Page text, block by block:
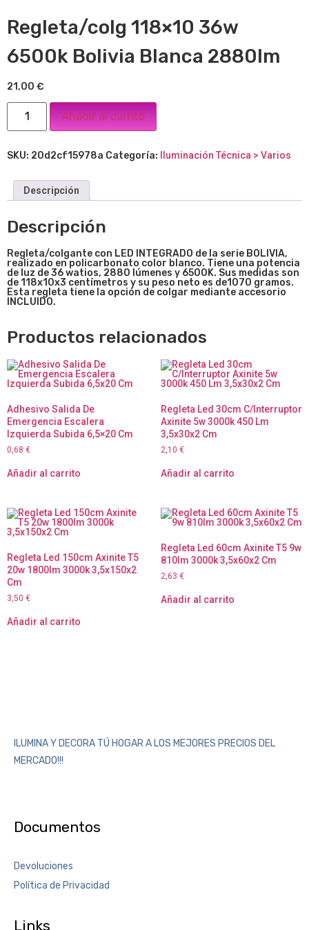
Regleta/colg 118×10 36w
6500k Bolivia Blanca 2880lm
21,00 €
Añadir al carrito
SKU: 20d2cf15978a Categoría: Iluminación Técnica > Varios
Descripción
Descripción
Regleta/colgante con LED INTEGRADO de la serie BOLIVIA,
realizado en policarbonato color blanco. Tiene una potencia
de luz de 36 watios, 2880 lúmenes y 6500K. Sus medidas son
de 118x10x3 centímetros y su peso neto es de1070 gramos.
Esta regleta tiene la opción de colgar mediante accesorio
INCLUIDO.
Productos relacionados
Adhesivo Salida De
Emergencia Escalera
Izquierda Subida 6,5×20 Cm
0,68 €
Añadir al carrito
Regleta Led 30cm C/Interruptor
Axinite 5w 3000k 450 Lm
3,5x30x2 Cm
2,10 €
Añadir al carrito
Regleta Led 150cm Axinite T5
20w 1800lm 3000k 3,5x150x2
Cm
3,50 €
Añadir al carrito
Regleta Led 60cm Axinite T5 9w
810lm 3000k 3,5x60x2 Cm
2,63 €
Añadir al carrito
ILUMINA Y DECORA TÚ HOGAR A LOS MEJORES PRECIOS DEL
MERCADO!!!
Documentos
Devoluciones
Política de Privacidad
Links